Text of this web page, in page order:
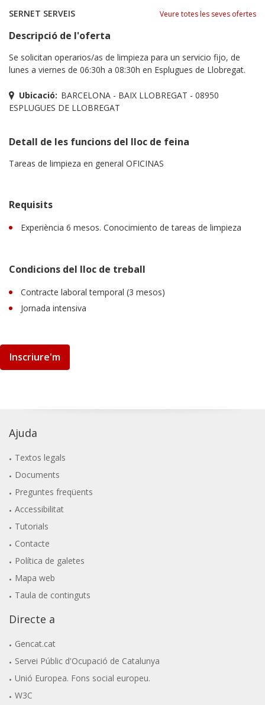
SERNET SERVEIS Veure totes les seves ofertes
Descripció de l'oferta
Se solicitan operarios/as de limpieza para un servicio fijo, de
lunes a viernes de 06:30h a 08:30h en Esplugues de Llobregat.
Ubicació: BARCELONA - BAIX LLOBREGAT - 08950
ESPLUGUES DE LLOBREGAT
Detall de les funcions del lloc de feina
Tareas de limpieza en general OFICINAS
Requisits
Experiència 6 mesos. Conocimiento de tareas de limpieza
Condicions del lloc de treball
Contracte laboral temporal (3 mesos)
Jornada intensiva
Inscriure'm
Ajuda
Textos legals
Documents
Preguntes freqüents
Accessibilitat
Tutorials
Contacte
Política de galetes
Mapa web
Taula de continguts
Directe a
Gencat.cat
Servei Públic d'Ocupació de Catalunya
Unió Europea. Fons social europeu.
W3C